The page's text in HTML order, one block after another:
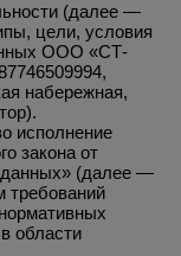
(далее —
цели, условия
ООО «СТ-
набережная,
исполнение
закона от
(далее —
требований
области